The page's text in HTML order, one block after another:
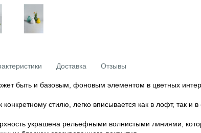
быть и базовым, фоновым элементом в цветных
стилю, легко вписывается как в лофт, так и в
украшена рельефными волнистыми линиями,
Доставка Отзывы